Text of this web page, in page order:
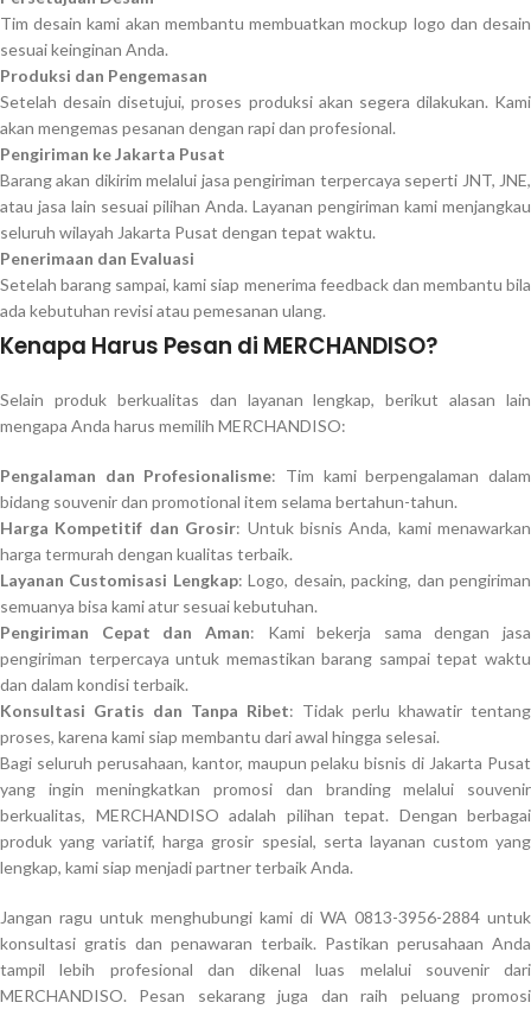
Tim desain kami akan membantu membuatkan mockup logo dan desain
sesuai keinginan Anda.
Produksi dan Pengemasan
Setelah desain disetujui, proses produksi akan segera dilakukan. Kami
akan mengemas pesanan dengan rapi dan profesional.
Pengiriman ke Jakarta Pusat
Barang akan dikirim melalui jasa pengiriman terpercaya seperti JNT, JNE,
atau jasa lain sesuai pilihan Anda. Layanan pengiriman kami menjangkau
seluruh wilayah Jakarta Pusat dengan tepat waktu.
Penerimaan dan Evaluasi
Setelah barang sampai, kami siap menerima feedback dan membantu bila
ada kebutuhan revisi atau pemesanan ulang.
Kenapa Harus Pesan di MERCHANDISO?
Selain produk berkualitas dan layanan lengkap, berikut alasan lain
mengapa Anda harus memilih MERCHANDISO:
Pengalaman dan Profesionalisme: Tim kami berpengalaman dalam
bidang souvenir dan promotional item selama bertahun-tahun.
Harga Kompetitif dan Grosir: Untuk bisnis Anda, kami menawarkan
harga termurah dengan kualitas terbaik.
Layanan Customisasi Lengkap: Logo, desain, packing, dan pengiriman
semuanya bisa kami atur sesuai kebutuhan.
Pengiriman Cepat dan Aman: Kami bekerja sama dengan jasa
pengiriman terpercaya untuk memastikan barang sampai tepat waktu
dan dalam kondisi terbaik.
Konsultasi Gratis dan Tanpa Ribet: Tidak perlu khawatir tentang
proses, karena kami siap membantu dari awal hingga selesai.
Bagi seluruh perusahaan, kantor, maupun pelaku bisnis di Jakarta Pusat
yang ingin meningkatkan promosi dan branding melalui souvenir
berkualitas, MERCHANDISO adalah pilihan tepat. Dengan berbagai
produk yang variatif, harga grosir spesial, serta layanan custom yang
lengkap, kami siap menjadi partner terbaik Anda.
Jangan ragu untuk menghubungi kami di WA 0813-3956-2884 untuk
konsultasi gratis dan penawaran terbaik. Pastikan perusahaan Anda
tampil lebih profesional dan dikenal luas melalui souvenir dari
MERCHANDISO. Pesan sekarang juga dan raih peluang promosi